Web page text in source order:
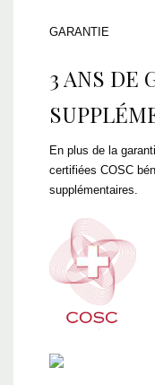
GARANTIE
3 ANS DE
En plus de la
certifiées COSC
supplémentaires.